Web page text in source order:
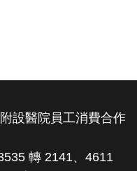
設醫院員工消費合作
轉 2141、4611